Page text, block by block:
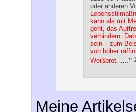
Meine
nachzulesen: